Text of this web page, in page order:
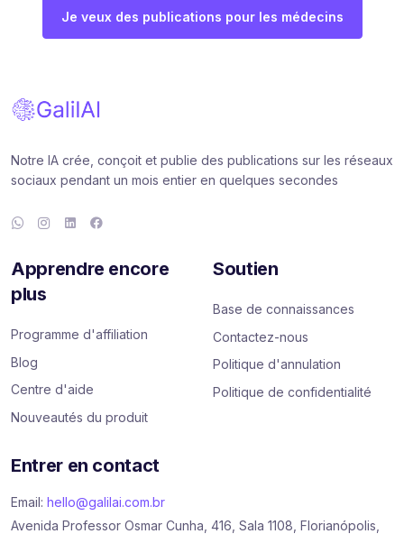
Je veux des publications pour les médecins
Notre IA crée, conçoit et publie des publications sur les réseaux
sociaux pendant un mois entier en quelques secondes
Apprendre encore
plus
Programme d'affiliation
Blog
Centre d'aide
Nouveautés du produit
Soutien
Base de connaissances
Contactez-nous
Politique d'annulation
Politique de confidentialité
Entrer en contact
Email: hello@galilai.com.br
Avenida Professor Osmar Cunha, 416, Sala 1108, Florianópolis,